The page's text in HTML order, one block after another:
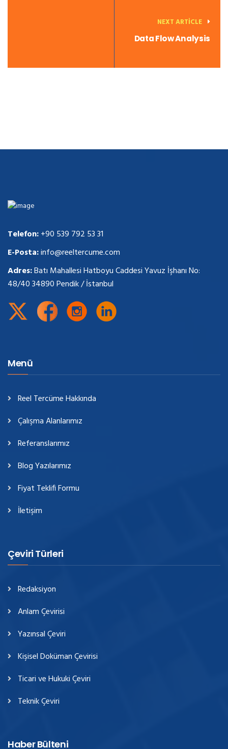
NEXT ARTICLE
Data Flow Analysis
Telefon:+90 539 792 53 31
E-Posta:info@reeltercume.com
Adres:Batı Mahallesi Hatboyu Caddesi Yavuz İşhanı No:
48/40 34890 Pendik / İstanbul
Menü
Reel Tercüme Hakkında
Çalışma Alanlarımız
Referanslarımız
Blog Yazılarımız
Fiyat Teklifi Formu
İletişim
Çeviri Türleri
Redaksiyon
Anlam Çevirisi
Yazınsal Çeviri
Kişisel Doküman Çevirisi
Ticari ve Hukuki Çeviri
Teknik Çeviri
Haber Bülteni